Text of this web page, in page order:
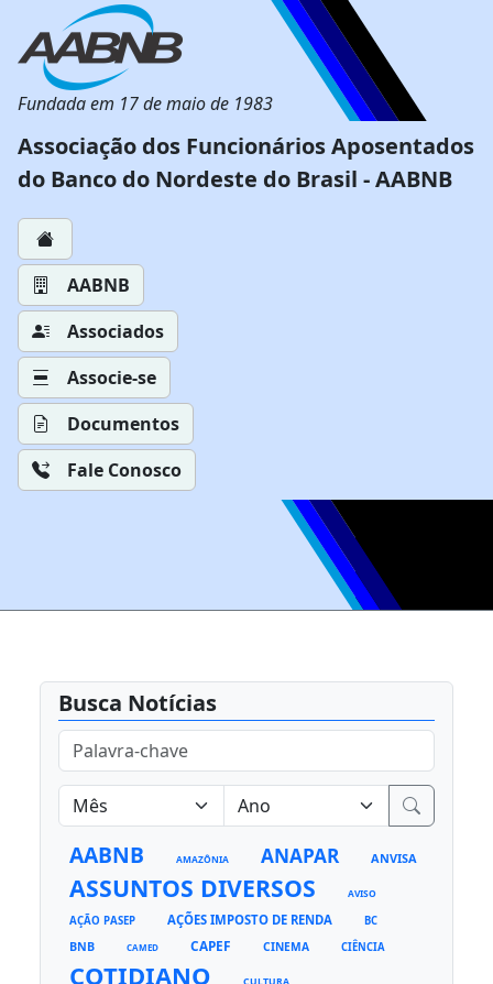
Fundada em 17 de maio de 1983
Associação dos Funcionários Aposentados
do Banco do Nordeste do Brasil - AABNB
AABNB
Associados
Associe-se
Documentos
Fale Conosco
Busca Notícias
AABNB AMAZÔNIA ANAPAR ANVISA
ASSUNTOS DIVERSOS AVISO
AÇÃO PASEP AÇÕES IMPOSTO DE RENDA BC
BNB CAMED CAPEF CINEMA CIÊNCIA
COTIDIANO